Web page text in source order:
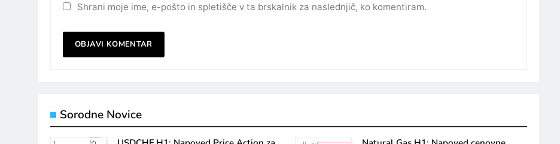
Shrani moje ime, e-pošto in spletišče v ta brskalnik za naslednjič, ko komentiram.
Sorodne Novice